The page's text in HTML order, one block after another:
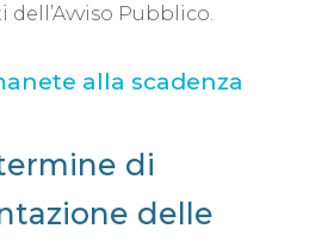
Pubblico.
alla scadenza
di
delle